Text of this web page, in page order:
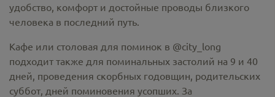
удобство, комфорт и достойные проводы близкого
человека в последний путь.
Кафе или столовая для поминок в @city_long
подходит также для поминальных застолий на 9 и 40
дней, проведения скорбных годовщин, родительских
суббот, дней поминовения усопших. За